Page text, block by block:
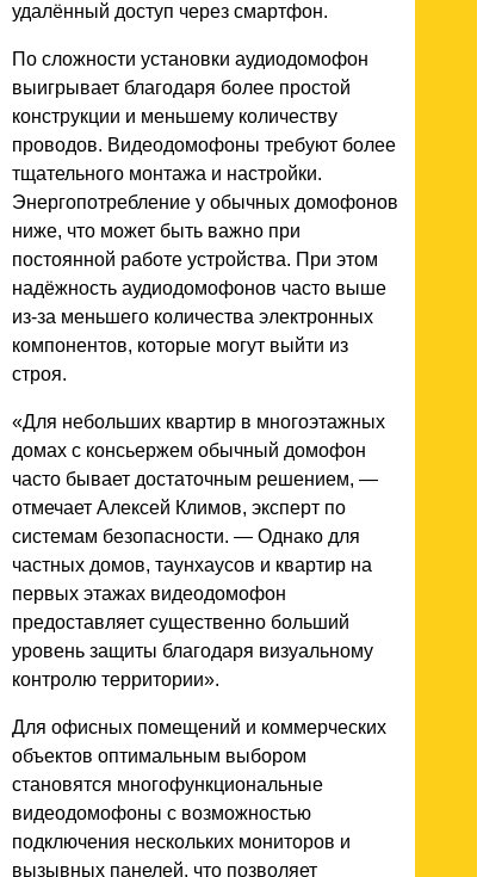
удалённый доступ через смартфон.
По сложности установки аудиодомофон
выигрывает благодаря более простой
конструкции и меньшему количеству
проводов. Видеодомофоны требуют более
тщательного монтажа и настройки.
Энергопотребление у обычных домофонов
ниже, что может быть важно при
постоянной работе устройства. При этом
надёжность аудиодомофонов часто выше
из-за меньшего количества электронных
компонентов, которые могут выйти из
строя.
«Для небольших квартир в многоэтажных
домах с консьержем обычный домофон
часто бывает достаточным решением, —
отмечает Алексей Климов, эксперт по
системам безопасности. — Однако для
частных домов, таунхаусов и квартир на
первых этажах видеодомофон
предоставляет существенно больший
уровень защиты благодаря визуальному
контролю территории».
Для офисных помещений и коммерческих
объектов оптимальным выбором
становятся многофункциональные
видеодомофоны с возможностью
подключения нескольких мониторов и
вызывных панелей, что позволяет